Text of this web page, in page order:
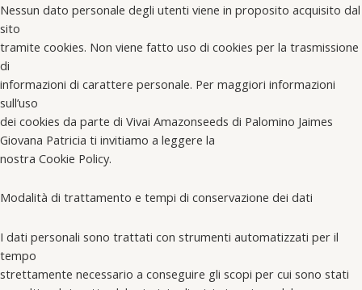
Nessun dato personale degli utenti viene in proposito acquisito dal
sito
tramite cookies. Non viene fatto uso di cookies per la trasmissione
di
informazioni di carattere personale. Per maggiori informazioni
sull’uso
dei cookies da parte di Vivai Amazonseeds di Palomino Jaimes
Giovana Patricia ti invitiamo a leggere la
nostra Cookie Policy.
Modalità di trattamento e tempi di conservazione dei dati
I dati personali sono trattati con strumenti automatizzati per il
tempo
strettamente necessario a conseguire gli scopi per cui sono stati